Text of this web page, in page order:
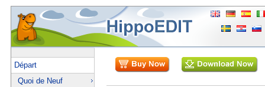
Départ
Quoi de Neuf